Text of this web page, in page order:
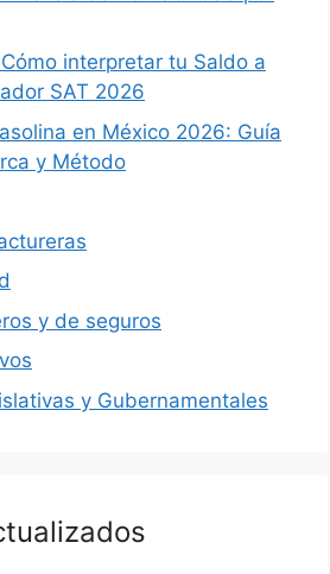
interpretar tu Saldo a
SAT 2026
en México 2026: Guía
y Método
y de seguros
y Gubernamentales